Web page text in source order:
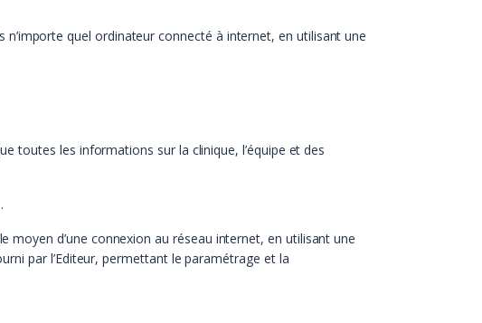
quel ordinateur connecté à internet, en utilisant une
toutes les informations sur la clinique, l’équipe et des
d’une connexion au réseau internet, en utilisant une
par l’Editeur, permettant le paramétrage et la